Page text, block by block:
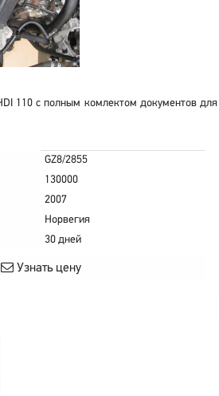
110 с полным комлектом документов для
GZ8/2855
130000
2007
Норвегия
30 дней
Узнать цену